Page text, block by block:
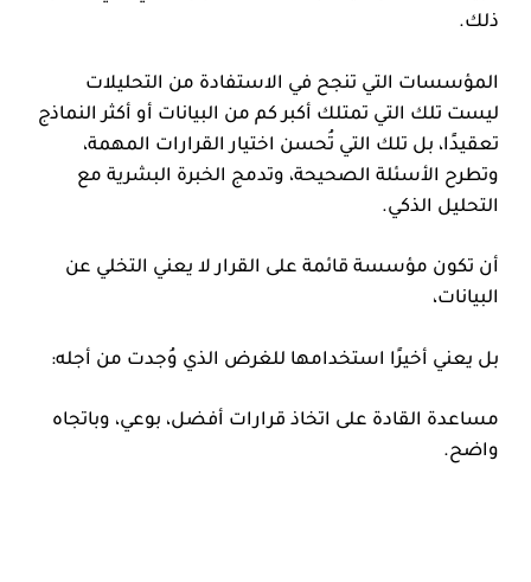
ذلك.
المؤسسات التي تنجح في الاستفادة من التحليلات
ليست تلك التي تمتلك أكبر كم من البيانات أو أكثر النماذج
تعقيدًا، بل تلك التي تُحسن اختيار القرارات المهمة،
وتطرح الأسئلة الصحيحة، وتدمج الخبرة البشرية مع
التحليل الذكي.
أن تكون مؤسسة قائمة على القرار لا يعني التخلي عن
البيانات،
بل يعني أخيرًا استخدامها للغرض الذي وُجدت من أجله:
مساعدة القادة على اتخاذ قرارات أفضل، بوعي، وباتجاه
واضح.